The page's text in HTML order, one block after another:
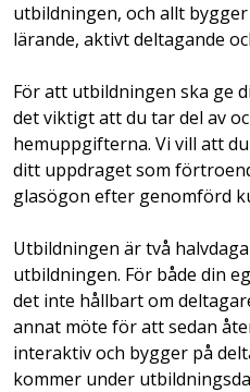
utbildningen, och allt
lärande, aktivt deltagande
För att utbildningen ska ge
det viktigt att du tar del av
hemuppgifterna. Vi vill att
ditt uppdraget som
glasögon efter genomförd
Utbildningen är två
utbildningen. För både din
det inte hållbart om
annat möte för att sedan
interaktiv och bygger på
kommer under